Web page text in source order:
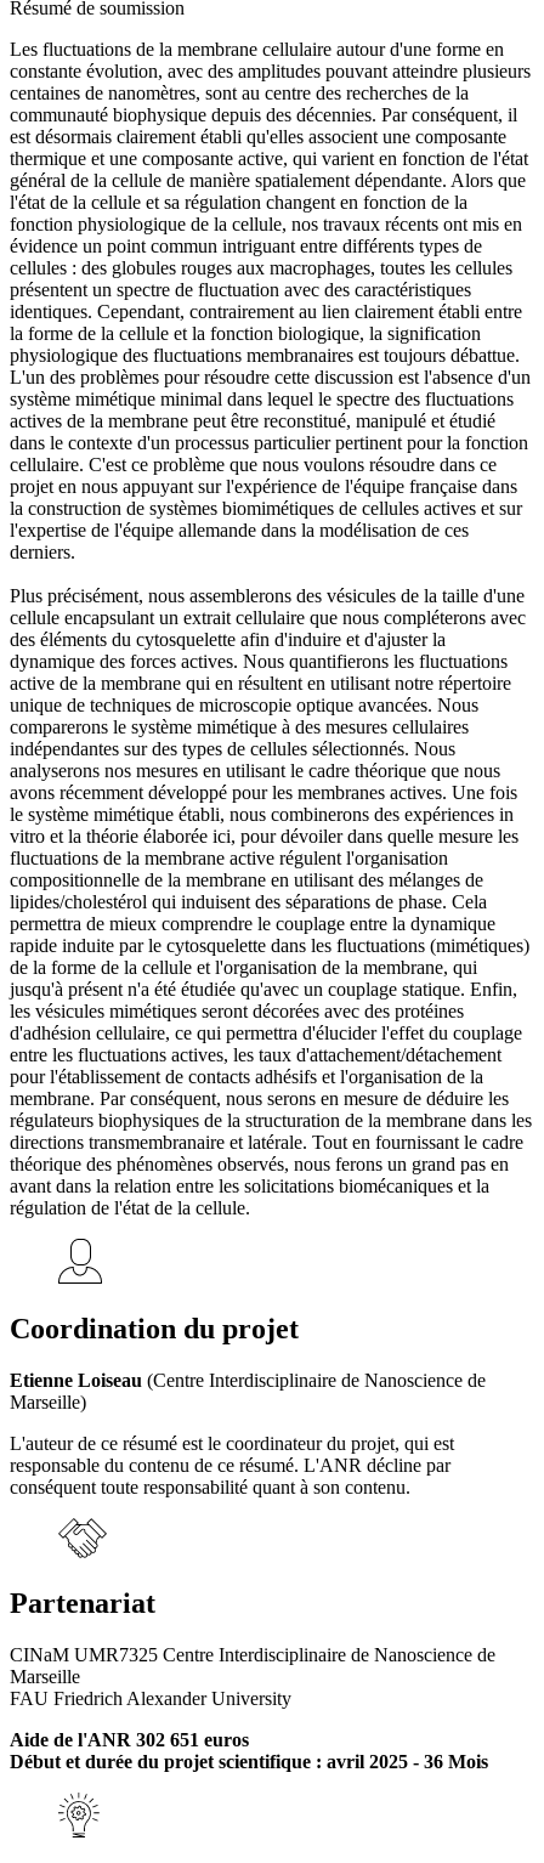
Résumé de soumission
Les fluctuations de la membrane cellulaire autour d'une forme en
constante évolution, avec des amplitudes pouvant atteindre plusieurs
centaines de nanomètres, sont au centre des recherches de la
communauté biophysique depuis des décennies. Par conséquent, il
est désormais clairement établi qu'elles associent une composante
thermique et une composante active, qui varient en fonction de l'état
général de la cellule de manière spatialement dépendante. Alors que
l'état de la cellule et sa régulation changent en fonction de la
fonction physiologique de la cellule, nos travaux récents ont mis en
évidence un point commun intriguant entre différents types de
cellules : des globules rouges aux macrophages, toutes les cellules
présentent un spectre de fluctuation avec des caractéristiques
identiques. Cependant, contrairement au lien clairement établi entre
la forme de la cellule et la fonction biologique, la signification
physiologique des fluctuations membranaires est toujours débattue.
L'un des problèmes pour résoudre cette discussion est l'absence d'un
système mimétique minimal dans lequel le spectre des fluctuations
actives de la membrane peut être reconstitué, manipulé et étudié
dans le contexte d'un processus particulier pertinent pour la fonction
cellulaire. C'est ce problème que nous voulons résoudre dans ce
projet en nous appuyant sur l'expérience de l'équipe française dans
la construction de systèmes biomimétiques de cellules actives et sur
l'expertise de l'équipe allemande dans la modélisation de ces
derniers.
Plus précisément, nous assemblerons des vésicules de la taille d'une
cellule encapsulant un extrait cellulaire que nous compléterons avec
des éléments du cytosquelette afin d'induire et d'ajuster la
dynamique des forces actives. Nous quantifierons les fluctuations
active de la membrane qui en résultent en utilisant notre répertoire
unique de techniques de microscopie optique avancées. Nous
comparerons le système mimétique à des mesures cellulaires
indépendantes sur des types de cellules sélectionnés. Nous
analyserons nos mesures en utilisant le cadre théorique que nous
avons récemment développé pour les membranes actives. Une fois
le système mimétique établi, nous combinerons des expériences in
vitro et la théorie élaborée ici, pour dévoiler dans quelle mesure les
fluctuations de la membrane active régulent l'organisation
compositionnelle de la membrane en utilisant des mélanges de
lipides/cholestérol qui induisent des séparations de phase. Cela
permettra de mieux comprendre le couplage entre la dynamique
rapide induite par le cytosquelette dans les fluctuations (mimétiques)
de la forme de la cellule et l'organisation de la membrane, qui
jusqu'à présent n'a été étudiée qu'avec un couplage statique. Enfin,
les vésicules mimétiques seront décorées avec des protéines
d'adhésion cellulaire, ce qui permettra d'élucider l'effet du couplage
entre les fluctuations actives, les taux d'attachement/détachement
pour l'établissement de contacts adhésifs et l'organisation de la
membrane. Par conséquent, nous serons en mesure de déduire les
régulateurs biophysiques de la structuration de la membrane dans les
directions transmembranaire et latérale. Tout en fournissant le cadre
théorique des phénomènes observés, nous ferons un grand pas en
avant dans la relation entre les solicitations biomécaniques et la
régulation de l'état de la cellule.
Coordination du projet
Etienne Loiseau (Centre Interdisciplinaire de Nanoscience de
Marseille)
L'auteur de ce résumé est le coordinateur du projet, qui est
responsable du contenu de ce résumé. L'ANR décline par
conséquent toute responsabilité quant à son contenu.
Partenariat
CINaM UMR7325 Centre Interdisciplinaire de Nanoscience de
Marseille
FAU Friedrich Alexander University
Aide de l'ANR 302 651 euros
Début et durée du projet scientifique : avril 2025 - 36 Mois